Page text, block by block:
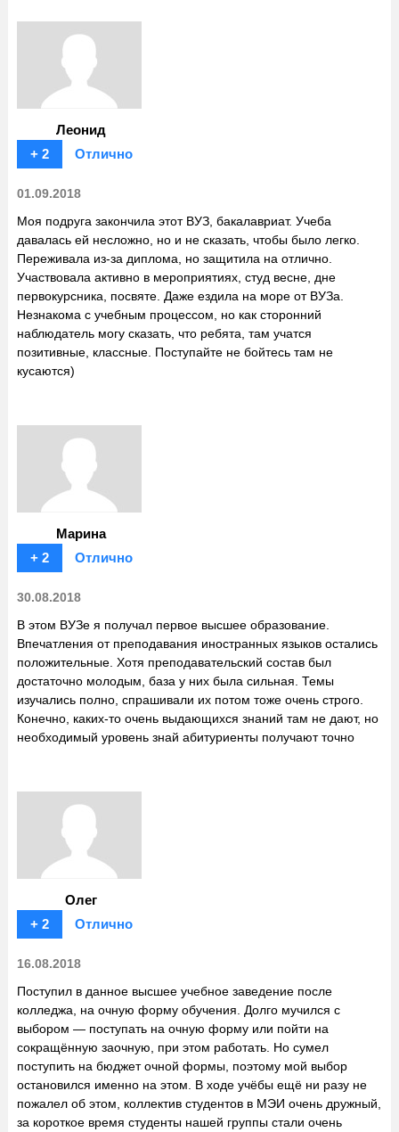
Леонид
+ 2
Отлично
01.09.2018
Моя подруга закончила этот ВУЗ, бакалавриат. Учеба
давалась ей несложно, но и не сказать, чтобы было легко.
Переживала из-за диплома, но защитила на отлично.
Участвовала активно в мероприятиях, студ весне, дне
первокурсника, посвяте. Даже ездила на море от ВУЗа.
Незнакома с учебным процессом, но как сторонний
наблюдатель могу сказать, что ребята, там учатся
позитивные, классные. Поступайте не бойтесь там не
кусаются)
Марина
+ 2
Отлично
30.08.2018
В этом ВУЗе я получал первое высшее образование.
Впечатления от преподавания иностранных языков остались
положительные. Хотя преподавательский состав был
достаточно молодым, база у них была сильная. Темы
изучались полно, спрашивали их потом тоже очень строго.
Конечно, каких-то очень выдающихся знаний там не дают, но
необходимый уровень знай абитуриенты получают точно
Олег
+ 2
Отлично
16.08.2018
Поступил в данное высшее учебное заведение после
колледжа, на очную форму обучения. Долго мучился с
выбором — поступать на очную форму или пойти на
сокращённую заочную, при этом работать. Но сумел
поступить на бюджет очной формы, поэтому мой выбор
остановился именно на этом. В ходе учёбы ещё ни разу не
пожалел об этом, коллектив студентов в МЭИ очень дружный,
за короткое время студенты нашей группы стали очень